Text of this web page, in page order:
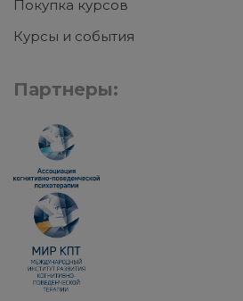
Покупка курсов
Курсы и события
Партнеры: